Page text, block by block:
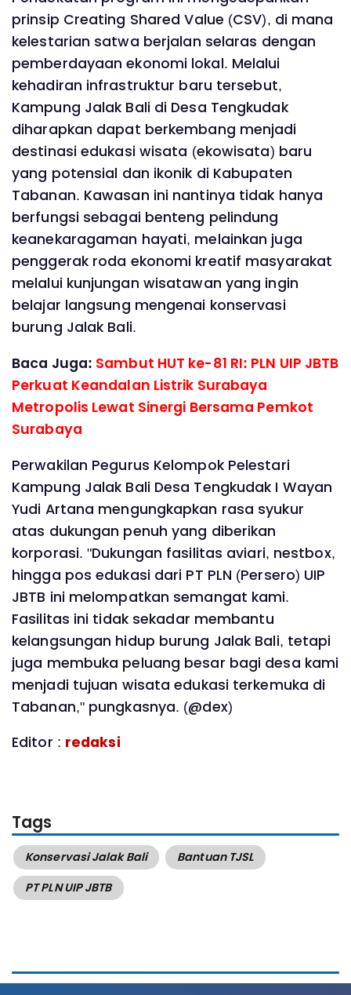
prinsip Creating Shared Value (CSV), di mana
kelestarian satwa berjalan selaras dengan
pemberdayaan ekonomi lokal. Melalui
kehadiran infrastruktur baru tersebut,
Kampung Jalak Bali di Desa Tengkudak
diharapkan dapat berkembang menjadi
destinasi edukasi wisata (ekowisata) baru
yang potensial dan ikonik di Kabupaten
Tabanan. Kawasan ini nantinya tidak hanya
berfungsi sebagai benteng pelindung
keanekaragaman hayati, melainkan juga
penggerak roda ekonomi kreatif masyarakat
melalui kunjungan wisatawan yang ingin
belajar langsung mengenai konservasi
burung Jalak Bali.
Baca Juga: Sambut HUT ke-81 RI: PLN UIP JBTB
Perkuat Keandalan Listrik Surabaya
Metropolis Lewat Sinergi Bersama Pemkot
Surabaya
Perwakilan Pegurus Kelompok Pelestari
Kampung Jalak Bali Desa Tengkudak I Wayan
Yudi Artana mengungkapkan rasa syukur
atas dukungan penuh yang diberikan
korporasi. "Dukungan fasilitas aviari, nestbox,
hingga pos edukasi dari PT PLN (Persero) UIP
JBTB ini melompatkan semangat kami.
Fasilitas ini tidak sekadar membantu
kelangsungan hidup burung Jalak Bali, tetapi
juga membuka peluang besar bagi desa kami
menjadi tujuan wisata edukasi terkemuka di
Tabanan," pungkasnya. (@dex)
Editor : redaksi
Tags
Konservasi Jalak Bali
Bantuan TJSL
PT PLN UIP JBTB